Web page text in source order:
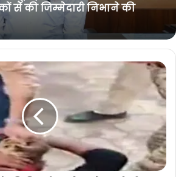
इस वर्ष ग्रीष्मकालीन धान
सुझाई कम पानी वाली
से की जिम्मेदारी निभाने की
में इस दिन बंद रहेगी शराब
ने जारी किया आदेश